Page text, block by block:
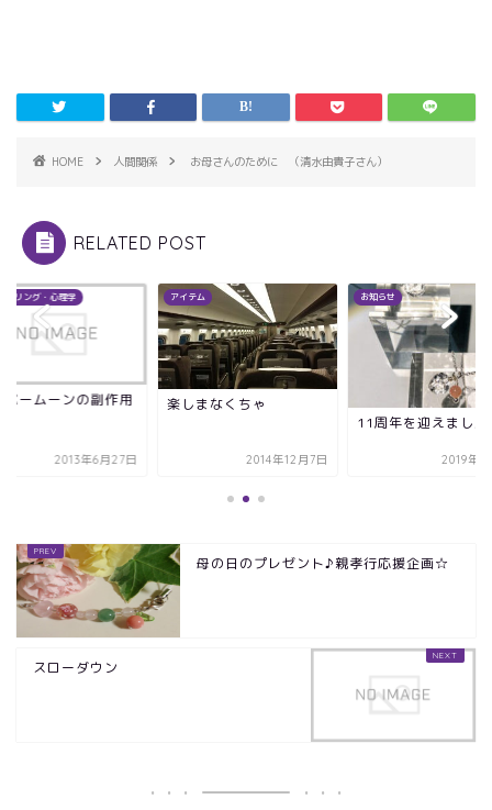
HOME 人間関係 お母さんのために （清水由貴子さん）
RELATED POST
セリング・心理学
パームーンの副作用
2013年6月27日
アイテム
楽しまなくちゃ
2014年12月7日
お知らせ
11周年を迎えました
2019年9
母の日のプレゼント♪親孝行応援企画☆
スローダウン